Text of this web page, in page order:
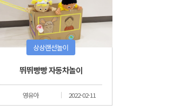
상상랜선놀이
뛰뛰빵빵 자동차놀이
영유아 2022-02-11